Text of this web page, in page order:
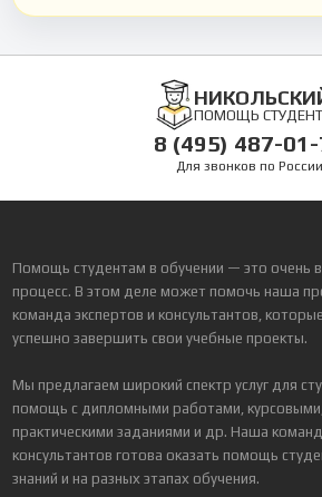
ПОМОЩЬ
8 (495) 487-
Для звонков по России
Помощь студентам в обучении — это очень
процесс. В этом деле может помочь наша
команда экспертов и консультантов,
успешно завершить свои учебные проекты.
Мы предлагаем широкий спектр услуг для
помощь с дипломными работами,
практическими заданиями и др. Наша
консультантов готова оказать помощь
знаний и на разных этапах обучения.